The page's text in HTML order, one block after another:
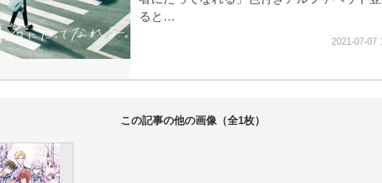
この記事の他の画像（全1枚）